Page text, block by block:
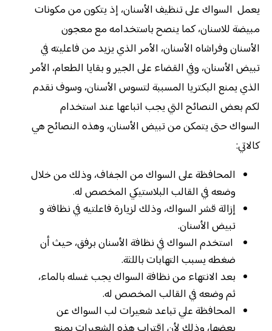
يعمل السواك على تنظيف الأسنان، إذ يتكون من مكونات
مبيضة للاسنان، كما ينصح باستخدامه مع معجون
الأسنان وفراشاه الأسنان، الأمر الذي يزيد من فاعليته في
تبيض الأسنان، وفي القضاء على الجير و بقايا الطعام، الأمر
الذي يمنع البكتريا المسببة لتسوس الأسنان، وسوف نقدم
لكم بعض النصائح التي يجب اتباعها عند استخدام
السواك حتى يتمكن من تبيض الأسنان، وهذه النصائح هي
كالاتي:
المحافظة على السواك من الجفاف، وذلك من خلال
وضعه في القالب البلاستيكي المخصص له.
إزالة قشر السواك، وذلك لزيارة فاعلتيه في نظافة و
تبيض الأسنان.
استخدم السواك في نظافة الأسنان برفق، حيث أن
ضغطه يسبب التهابات باللثة.
بعد الانتهاء من نظافة السواك يجب غسله بالماء،
ثم وضعه في القالب المخصص له.
المحافظة علي تباعد شعيرات لب السواك عن